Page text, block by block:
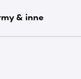
& inne